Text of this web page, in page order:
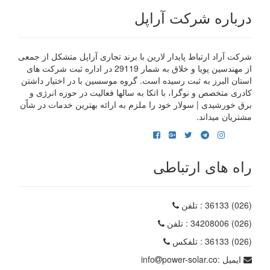
درباره شرکت آراپل
شرکت آراد ارتباط پایدار لارین با برند تجاری آراپل متشکل از جمعی
از مهندسین پویا و خلاق به شمار 29119 در اداره ثبت شرکت های
استان البرز به ثبت رسیده است. گروه موسسین با در اختیار داشتن
کادری متخصص و نوگرا، با اتکا به سالها فعالیت در حوزه انرژی و
برق خورشیدی | سولار خود را ملزم به ارائه بهترین خدمات در شاًن
مشتریان میداند.
راه های ارتباطی
(026) 36133
: تلفن
(026) 34208006
: تلفن
(026) 36133
: تلفکس
ایمیل :
info power-solar.co